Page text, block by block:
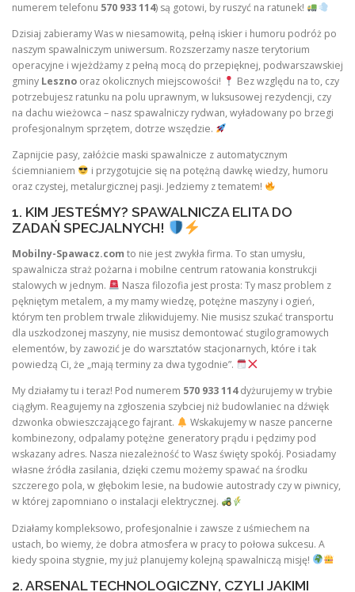
numerem telefonu 570 933 114) są gotowi, by ruszyć na ratunek!
Dzisiaj zabieramy Was w niesamowitą, pełną iskier i humoru podróż po
naszym spawalniczym uniwersum. Rozszerzamy nasze terytorium
operacyjne i wjeżdżamy z pełną mocą do przepięknej, podwarszawskiej
gminy Leszno oraz okolicznych miejscowości!
Bez względu na to, czy
potrzebujesz ratunku na polu uprawnym, w luksusowej rezydencji, czy
na dachu wieżowca – nasz spawalniczy rydwan, wyładowany po brzegi
profesjonalnym sprzętem, dotrze wszędzie.
Zapnijcie pasy, załóżcie maski spawalnicze z automatycznym
ściemnianiem
i przygotujcie się na potężną dawkę wiedzy, humoru
oraz czystej, metalurgicznej pasji. Jedziemy z tematem!
1. KIM JESTEŚMY? SPAWALNICZA ELITA DO
ZADAŃ SPECJALNYCH!
Mobilny-Spawacz.com to nie jest zwykła firma. To stan umysłu,
spawalnicza straż pożarna i mobilne centrum ratowania konstrukcji
stalowych w jednym.
Nasza filozofia jest prosta: Ty masz problem z
pękniętym metalem, a my mamy wiedzę, potężne maszyny i ogień,
którym ten problem trwale zlikwidujemy. Nie musisz szukać transportu
dla uszkodzonej maszyny, nie musisz demontować stugilogramowych
elementów, by zawozić je do warsztatów stacjonarnych, które i tak
powiedzą Ci, że „mają terminy za dwa tygodnie”.
My działamy tu i teraz! Pod numerem 570 933 114dyżurujemy w trybie
ciągłym. Reagujemy na zgłoszenia szybciej niż budowlaniec na dźwięk
dzwonka obwieszczającego fajrant.
Wskakujemy w nasze pancerne
kombinezony, odpalamy potężne generatory prądu i pędzimy pod
wskazany adres. Nasza niezależność to Wasz święty spokój. Posiadamy
własne źródła zasilania, dzięki czemu możemy spawać na środku
szczerego pola, w głębokim lesie, na budowie autostrady czy w piwnicy,
w której zapomniano o instalacji elektrycznej.
Działamy kompleksowo, profesjonalnie i zawsze z uśmiechem na
ustach, bo wiemy, że dobra atmosfera w pracy to połowa sukcesu. A
kiedy spoina stygnie, my już planujemy kolejną spawalniczą misję!
2. ARSENAL TECHNOLOGICZNY, CZYLI JAKIMI